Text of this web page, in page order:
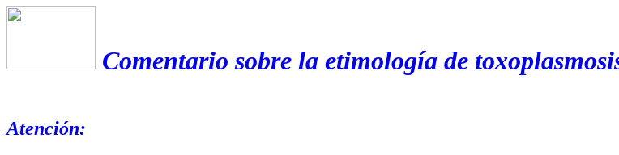
Comentario sobre la etimología de
Atención: